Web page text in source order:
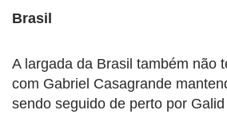
Brasil
A largada da Brasil também não
com Gabriel Casagrande
sendo seguido de perto por